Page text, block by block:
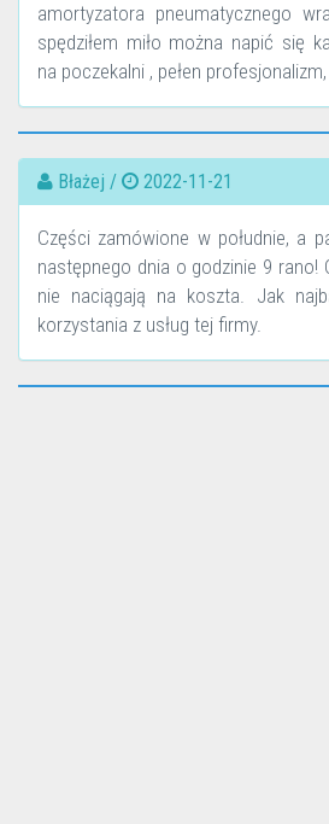
amortyzatora pneumatycznego
spędziłem miło można napić się
na poczekalni , pełen
Błażej / 2022-11-21
Części zamówione w południe, a
następnego dnia o godzinie 9 rano!
nie naciągają na koszta. Jak
korzystania z usług tej firmy.